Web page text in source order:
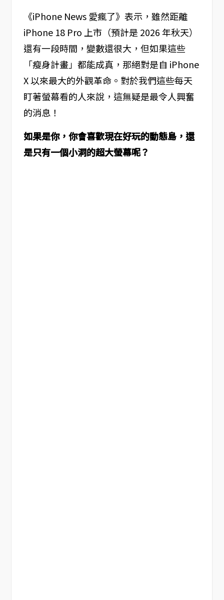
《iPhone News 愛瘋了》表示，雖然距離
iPhone 18 Pro 上市（預計是 2026 年秋天）
還有一段時間，變數還很大，但如果這些
「瘦身計畫」都能成真，那絕對是自 iPhone
X 以來最大的外觀革命。對於我們這些每天
盯著螢幕看的人來說，這無疑是最令人興奮
的消息！
如果是你，你會喜歡現在好玩的動態島，還
是只有一個小洞的超大螢幕呢？